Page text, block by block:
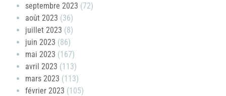
septembre 2023 (72)
août 2023 (36)
juillet 2023 (8)
juin 2023 (86)
mai 2023 (167)
avril 2023 (113)
mars 2023 (113)
février 2023 (105)